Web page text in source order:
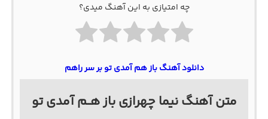
چه امتیازی به این آهنگ میدی؟
دانلود آهنگ باز هم آمدی تو بر سر راهم
متن آهنگ نیما چهرازی باز هــم آمدی تو